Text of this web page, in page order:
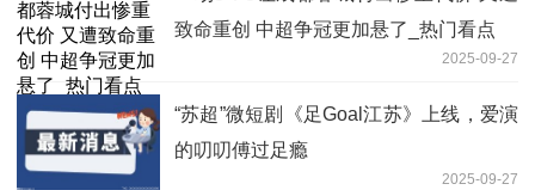
致命重创 中超争冠更加悬了_热门看点
2025-09-27
“苏超”微短剧《足Goal江苏》上线，爱演
的叨叨傅过足瘾
2025-09-27